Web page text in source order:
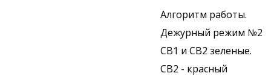
Алгоритм работы.
Дежурный режим №2
СВ1 и СВ2 зеленые.
СВ2 - красный